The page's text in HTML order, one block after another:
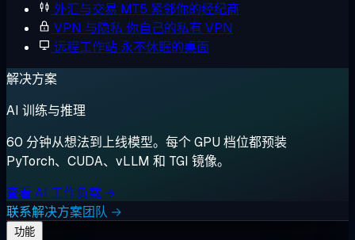
外汇与交易 MT5 紧邻你的经纪商
VPN 与隐私 你自己的私有 VPN
远程工作站 永不休眠的桌面
解决方案
AI 训练与推理
60 分钟从想法到上线模型。每个 GPU 档位都预装
PyTorch、CUDA、vLLM 和 TGI 镜像。
查看 AI 工作负载 →
联系解决方案团队 →